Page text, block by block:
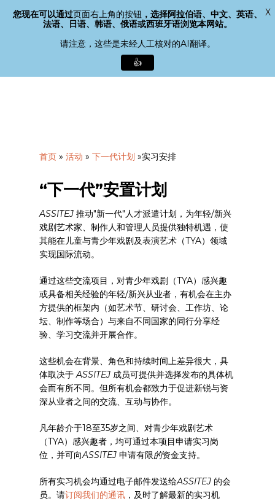
搜索
菜单
首页 » 活动 » 下一代计划 »实习安排
“下一代”安置计划
ASSITEJ推动"新一代"人才派遣计划，为年轻/新兴
戏剧艺术家、制作人和管理人员提供独特机遇，使
其能在儿童与青少年戏剧及表演艺术（TYA）领域
实现国际流动。
通过这些交流项目，对青少年戏剧（TYA）感兴趣
或具备相关经验的年轻/新兴从业者，有机会在主办
方提供的框架内（如艺术节、研讨会、工作坊、论
坛、制作等场合）与来自不同国家的同行分享经
验、学习交流并开展合作。
这些机会在背景、角色和持续时间上差异很大，具
体取决于ASSITEJ 成员可提供并选择发布的具体机
会而有所不同。但所有机会都致力于促进新锐与资
深从业者之间的交流、互动与协作。
凡年龄介于18至35岁之间、对青少年戏剧艺术
（TYA）感兴趣者，均可通过本项目申请实习岗
位，并可向ASSITEJ申请有限的资金支持。
所有实习机会均通过电子邮件发送给ASSITEJ 的会
员。请订阅我们的通讯 ，及时了解最新的实习机
单
您现在可以通过页面右上角的按钮 ，选择阿拉伯语、中文、英语、
法语、日语、韩语、俄语或西班牙语浏览本网站。
请注意，这些是未经人工核对的AI翻译。
👍
X